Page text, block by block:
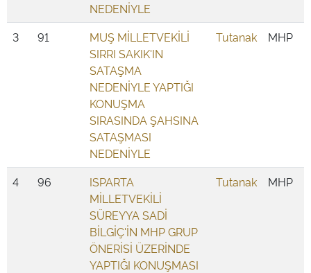
NEDENİYLE
3 91
MUŞ MİLLETVEKİLİ
SIRRI SAKIK'IN
SATAŞMA
NEDENİYLE YAPTIĞI
KONUŞMA
SIRASINDA ŞAHSINA
SATAŞMASI
NEDENİYLE
Tutanak MHP
4 96
ISPARTA
MİLLETVEKİLİ
SÜREYYA SADİ
BİLGİÇ'İN MHP GRUP
ÖNERİSİ ÜZERİNDE
YAPTIĞI KONUŞMASI
Tutanak MHP